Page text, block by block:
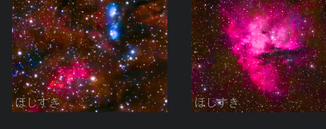
ほしすき ほしすき